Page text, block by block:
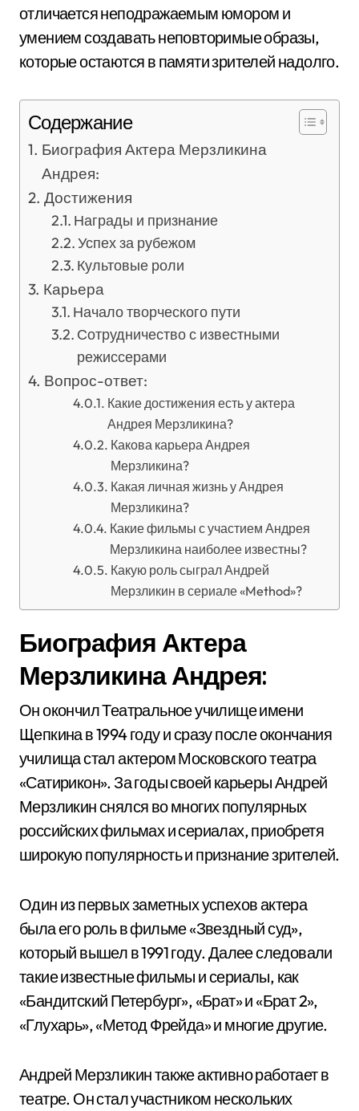
отличается неподражаемым юмором и
умением создавать неповторимые образы,
которые остаются в памяти зрителей надолго.
Содержание
Биография Актера Мерзликина
Андрея:
Достижения
Награды и признание
Успех за рубежом
Культовые роли
Карьера
Начало творческого пути
Сотрудничество с известными
режиссерами
Вопрос-ответ:
Какие достижения есть у актера
Андрея Мерзликина?
Какова карьера Андрея
Мерзликина?
Какая личная жизнь у Андрея
Мерзликина?
Какие фильмы с участием Андрея
Мерзликина наиболее известны?
Какую роль сыграл Андрей
Мерзликин в сериале «Method»?
Биография Актера
Мерзликина Андрея:
Он окончил Театральное училище имени
Щепкина в 1994 году и сразу после окончания
училища стал актером Московского театра
«Сатирикон». За годы своей карьеры Андрей
Мерзликин снялся во многих популярных
российских фильмах и сериалах, приобретя
широкую популярность и признание зрителей.
Один из первых заметных успехов актера
была его роль в фильме «Звездный суд»,
который вышел в 1991 году. Далее следовали
такие известные фильмы и сериалы, как
«Бандитский Петербург», «Брат» и «Брат 2»,
«Глухарь», «Метод Фрейда» и многие другие.
Андрей Мерзликин также активно работает в
театре. Он стал участником нескольких